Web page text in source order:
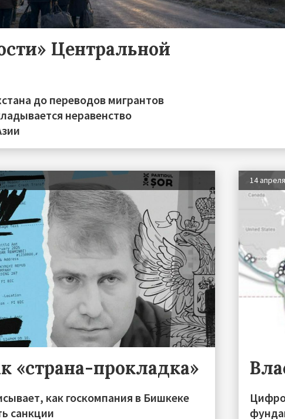
Центральной
до переводов мигрантов
неравенство
«страна-прокладка»
как госкомпания в Бишкеке
санкции
14 апреля